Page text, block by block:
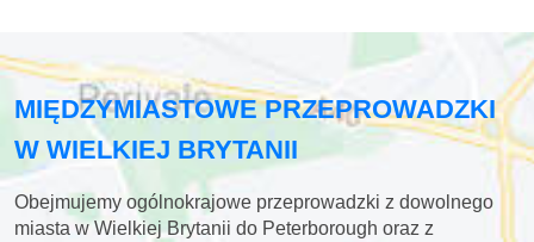
MIĘDZYMIASTOWE PRZEPROWADZKI
W WIELKIEJ BRYTANII
Obejmujemy ogólnokrajowe przeprowadzki z dowolnego
miasta w Wielkiej Brytanii do Peterborough oraz z